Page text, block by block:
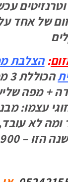
של אחד
:הצלבת
+ מפה
עצמו:
ומה לא
– 900 שקלים